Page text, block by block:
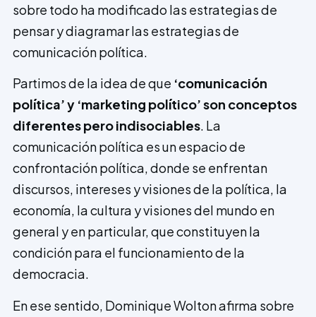
sobre todo ha modificado las estrategias de
pensar y diagramar las estrategias de
comunicación política.
Partimos de la idea de que ‘comunicación
política’ y ‘marketing político’ son conceptos
diferentes pero indisociables. La
comunicación política es un espacio de
confrontación política, donde se enfrentan
discursos, intereses y visiones de la política, la
economía, la cultura y visiones del mundo en
general y en particular, que constituyen la
condición para el funcionamiento de la
democracia.
En ese sentido, Dominique Wolton afirma sobre